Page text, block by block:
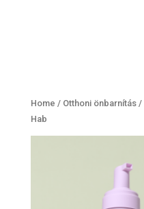
Home / Otthoni önbarnítás/
Hab